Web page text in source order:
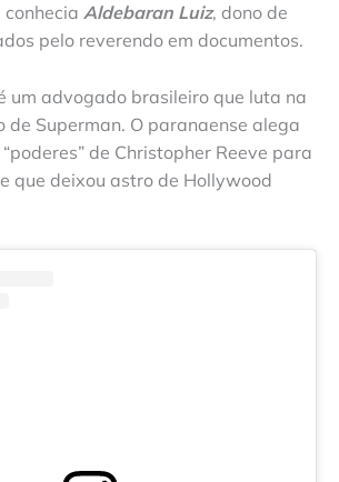
Aldebaran Luiz, dono de
pelo reverendo em documentos.
um advogado brasileiro que luta na
de Superman. O paranaense alega
de Christopher Reeve para
que deixou astro de Hollywood